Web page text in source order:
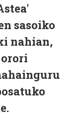
sasoiko
nahian,